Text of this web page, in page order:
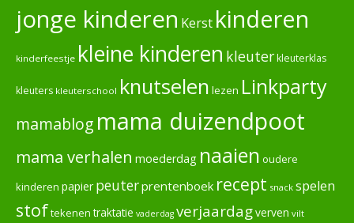
jonge kinderen Kerst kinderen
kinderfeestje kleine kinderen kleuterkleuterklas
kleuters kleuterschool knutselen lezen Linkparty
mamablog mama duizendpoot
mama verhalen moederdag naaien oudere
kinderen papier peuterprentenboek recept snack spelen
stoftekenen traktatie vaderdag verjaardagverven vilt